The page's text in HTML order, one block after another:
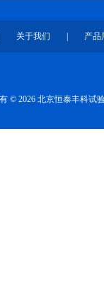
关于我们 产品
© 2026 北京恒泰丰科试